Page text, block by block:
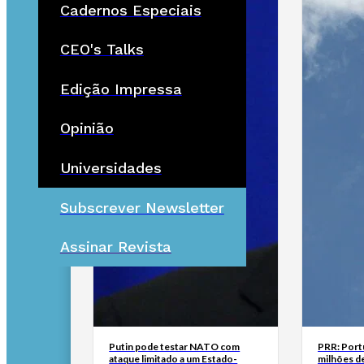
Cadernos Especiais
CEO's Talks
Edição Impressa
Opinião
Universidades
Subscrever Newsletter
Assinar Revista
Putin pode testar NATO com
ataque limitado a um Estado-
PRR:
milhões